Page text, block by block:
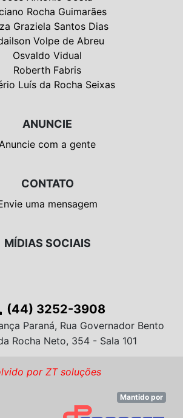
Rocha Guimarães
Graziela Santos Dias
Volpe de Abreu
Osvaldo Vidual
Roberth Fabris
Luís da Rocha Seixas
ANUNCIE
Anuncie com a gente
CONTATO
uma mensagem
MÍDIAS SOCIAIS
(44) 3252-3908
Paraná, Rua Governador Bento
Rocha Neto, 354 - Sala 101
por ZT soluções
Mantido por